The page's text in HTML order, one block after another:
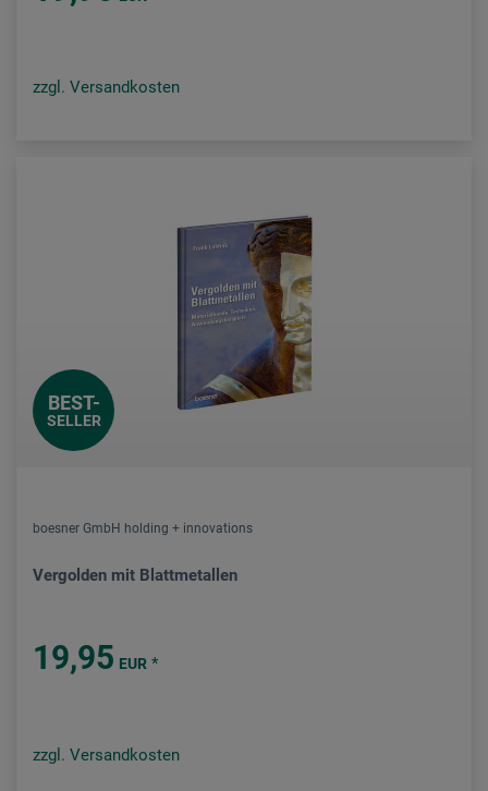
zzgl. Versandkosten
BEST-
SELLER
boesner GmbH holding + innovations
Vergolden mit Blattmetallen
19,95 EUR *
zzgl. Versandkosten